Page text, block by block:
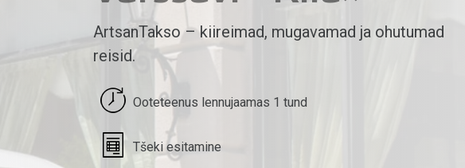
ArtsanTakso – kiireimad, mugavamad ja ohutumad
reisid.
Ooteteenus lennujaamas 1 tund
Tšeki esitamine